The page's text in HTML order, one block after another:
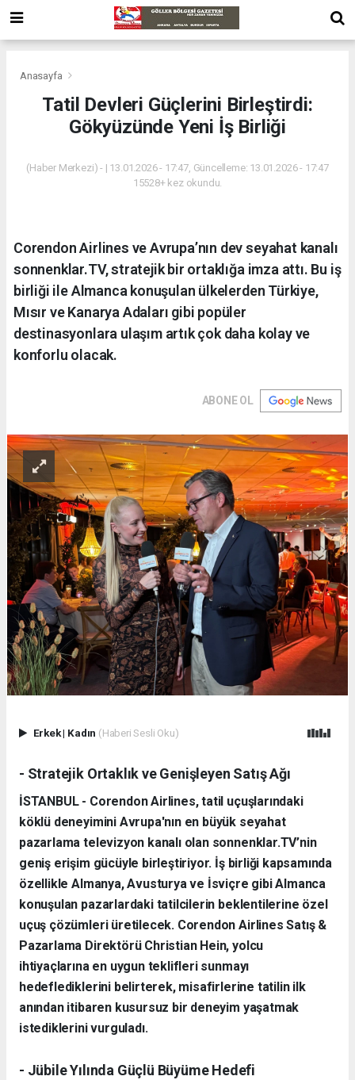
Anasayfa
Tatil Devleri Güçlerini Birleştirdi:
Gökyüzünde Yeni İş Birliği
(Haber Merkezi) - | 13.01.2026 - 17:47, Güncelleme: 13.01.2026 - 17:47
15528+ kez okundu.
Corendon Airlines ve Avrupa’nın dev seyahat kanalı
sonnenklar.TV, stratejik bir ortaklığa imza attı. Bu iş
birliği ile Almanca konuşulan ülkelerden Türkiye,
Mısır ve Kanarya Adaları gibi popüler
destinasyonlara ulaşım artık çok daha kolay ve
konforlu olacak.
ABONE OL
Erkek| Kadın (Haberi Sesli Oku)
- Stratejik Ortaklık ve Genişleyen Satış Ağı
İSTANBUL - Corendon Airlines, tatil uçuşlarındaki
köklü deneyimini Avrupa'nın en büyük seyahat
pazarlama televizyon kanalı olan sonnenklar.TV’nin
geniş erişim gücüyle birleştiriyor. İş birliği kapsamında
özellikle Almanya, Avusturya ve İsviçre gibi Almanca
konuşulan pazarlardaki tatilcilerin beklentilerine özel
uçuş çözümleri üretilecek. Corendon Airlines Satış &
Pazarlama Direktörü Christian Hein, yolcu
ihtiyaçlarına en uygun teklifleri sunmayı
hedeflediklerini belirterek, misafirlerine tatilin ilk
anından itibaren kusursuz bir deneyim yaşatmak
istediklerini vurguladı.
- Jübile Yılında Güçlü Büyüme Hedefi